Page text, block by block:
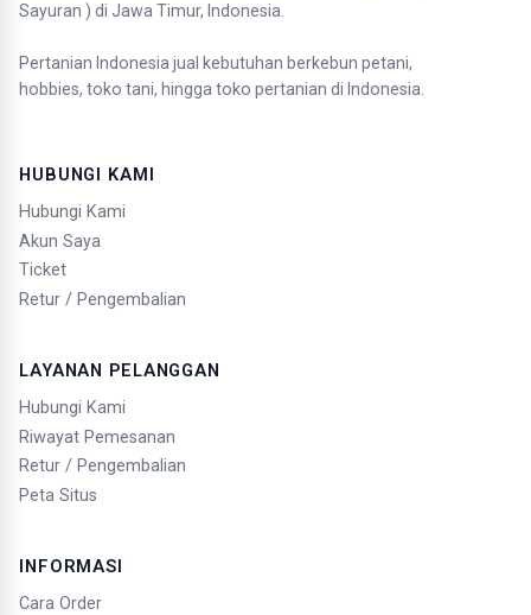
Sayuran ) di Jawa Timur, Indonesia.
Pertanian Indonesia jual kebutuhan berkebun petani,
hobbies, toko tani, hingga toko pertanian di Indonesia.
HUBUNGI KAMI
Hubungi Kami
Akun Saya
Ticket
Retur / Pengembalian
LAYANAN PELANGGAN
Hubungi Kami
Riwayat Pemesanan
Retur / Pengembalian
Peta Situs
INFORMASI
Cara Order